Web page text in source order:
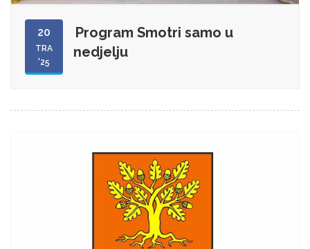
20
TRA
'25
Program Smotri samo u
nedjelju